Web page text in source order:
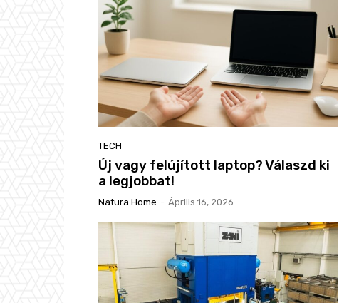
TECH
Új vagy felújított laptop? Válaszd ki
a legjobbat!
Natura Home - Április 16, 2026